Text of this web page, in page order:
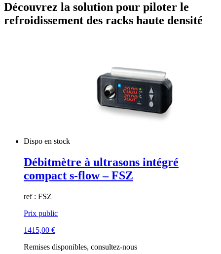
Découvrez la solution pour piloter le
refroidissement des racks haute densité
Dispo en stock
Débitmètre à ultrasons intégré
compact s-flow – FSZ
ref : FSZ
Prix public
1415,00 €
Remises disponibles, consultez-nous